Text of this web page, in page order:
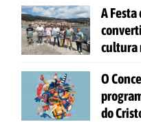
A
cultura
O
do